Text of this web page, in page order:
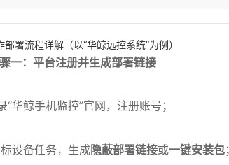
部署流程详解（以“华鲸远控系统”为例）
一：平台注册并生成部署链接
“华鲸手机监控”官网，注册账号；
设备任务，生成隐蔽部署链接或一键安装包；